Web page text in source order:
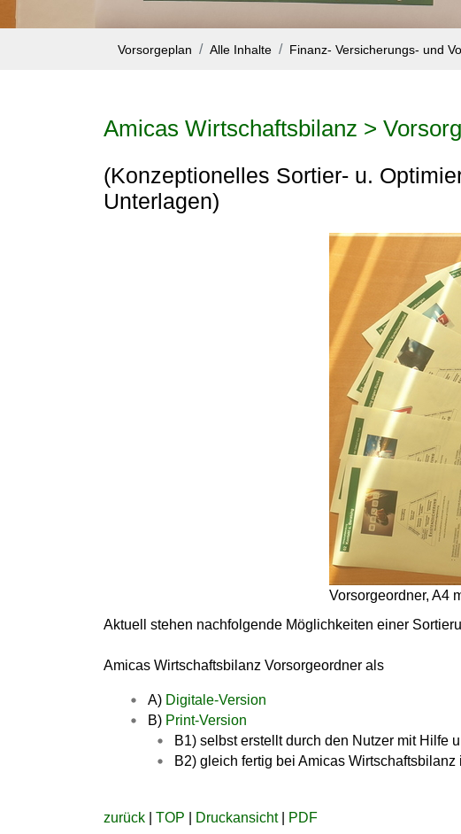
Vorsorgeplan Alle Inhalte Finanz- Versicherungs- und
Amicas Wirtschaftsbilanz >
(Konzeptionelles Sortier- u.
Unterlagen)
Vorsorgeordner, A4
Aktuell stehen nachfolgende Möglichkeiten einer
Amicas Wirtschaftsbilanz Vorsorgeordner als
A) Digitale-Version
B) Print-Version
B1) selbst erstellt durch den Nutzer mit Hilfe
B2) gleich fertig bei Amicas Wirtschaftsbilanz
zurück TOP Druckansicht| PDF